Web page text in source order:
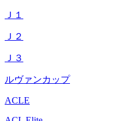
Ｊ１
Ｊ２
Ｊ３
ルヴァンカップ
ACLE